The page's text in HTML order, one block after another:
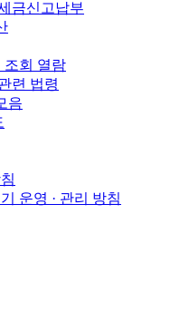
금신고납부
조회 열람
련 법령
음
운영 · 관리 방침